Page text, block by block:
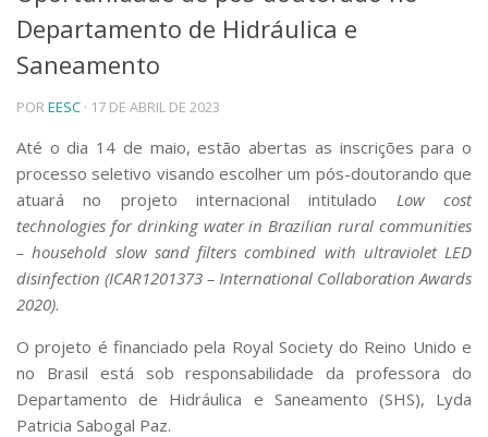
Telefones e Mapas
Pessoas
Ensino
Graduação
Educação a distância
Cursos de Extensão
Pesquisa e Inovação
Linhas de Pesquisa
Centros, Núcleos e Projetos em Rede
Pós-doutorado
Empresas Juniores
Extensão à Comunidade
Projetos, Programas e Cursos
Departamento de Hidráulica e
Saneamento
POREESC · 17 DE ABRIL DE 2023
Até o dia 14 de maio, estão abertas as inscrições para o
processo seletivo visando escolher um pós-doutorando que
atuará no projeto internacional intitulado Low cost
technologies for drinking water in Brazilian rural communities
– household slow sand filters combined with ultraviolet LED
disinfection (ICAR1201373 – International Collaboration Awards
2020).
O projeto é financiado pela Royal Society do Reino Unido e
no Brasil está sob responsabilidade da professora do
Departamento de Hidráulica e Saneamento (SHS), Lyda
Patricia Sabogal Paz.